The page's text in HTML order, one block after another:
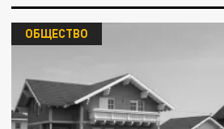
ОБЩЕСТВО